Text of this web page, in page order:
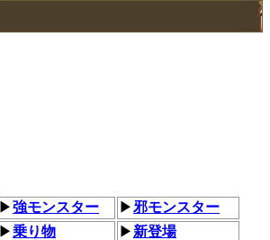
▶強モンスター ▶邪モンスター
▶乗り物 ▶ 新登場